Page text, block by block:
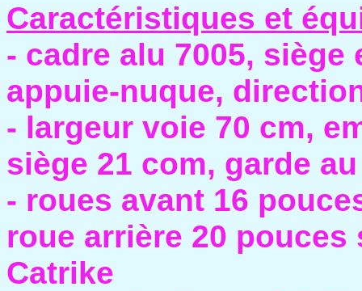
Caractéristiques et
- cadre alu 7005,
appuie-nuque,
- largeur voie 70 cm,
siège 21 com, garde
- roues avant 16
roue arrière 20
Catrike